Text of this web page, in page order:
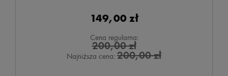
149,00 zł
Cena regularna:
200,00 zł
Najniższa cena: 200,00 zł